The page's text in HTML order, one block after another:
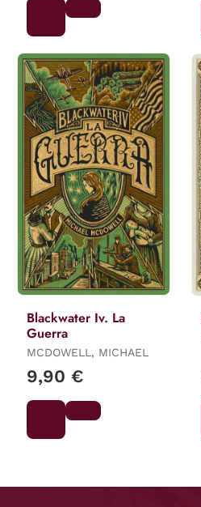
Blackwater Iv. La
Guerra
MCDOWELL, MICHAEL
9,90 €